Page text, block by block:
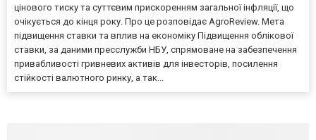
цінового тиску та суттєвим прискоренням загальної інфляції, що
очікується до кінця року. Про це розповідає AgroReview. Мета
підвищення ставки та вплив на економіку Підвищення облікової
ставки, за даними пресслужби НБУ, спрямоване на забезпечення
привабливості гривневих активів для інвесторів, посилення
стійкості валютного ринку, а так...